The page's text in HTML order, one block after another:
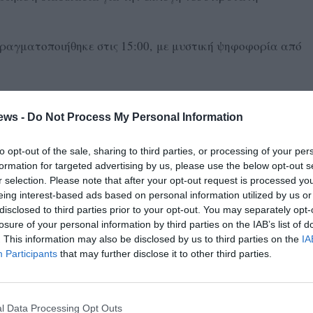
- Do Not Process My Personal Information
opt-out of the sale, sharing to third parties, or processing of your
for targeted advertising by us, please use the below opt-out
selection. Please note that after your opt-out request is processed
interest-based ads based on personal information utilized by us
to third parties prior to your opt-out. You may separately
of your personal information by third parties on the IAB’s list of
This information may also be disclosed by us to third parties on the
Participants that may further disclose it to other third parties.
Data Processing Opt Outs
στις 15:00, με μυστική ψηφοφορία από
για τη θέση ήταν η καθηγήτρια Νοσηλευτικής Σοφία
το ανώτατο διοικητικό αξίωμα στο
προσδίδει ιδιαίτερη βαρύτητα και συμβολισμό στη
των Αντιπρυτάνεων:
για τον τομέα Διοικητικών Υποθέσεων και
Ψηφιακό Μετασχηματισμό, την Ηλεκτρονική